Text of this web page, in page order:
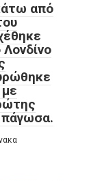
από
με